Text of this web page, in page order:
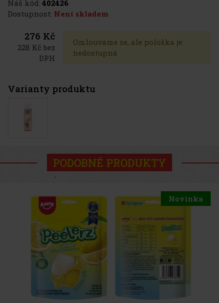
Náš kód: 402426
Dostupnost: Není skladem
276 Kč
228 Kč bez
DPH
Omlouváme se, ale položka je
nedostupná
Varianty produktu
PODOBNÉ PRODUKTY
Novinka